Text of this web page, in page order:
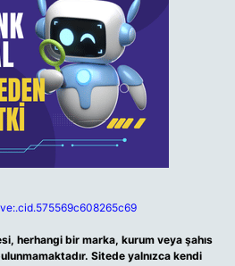
herhangi bir marka, kurum veya şahıs
Sitede yalnızca kendi